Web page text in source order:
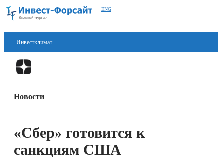
ENG
Инвестклимат
Финансы
Блокчейн
Новости
«Сбер» готовится к
санкциям США